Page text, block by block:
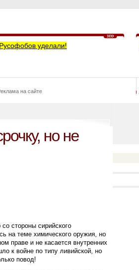
Русофобов уделали!
на сайте
но не
стороны сирийского
на теме химического оружия, но
праве и не касается внутренних
к войне по типу ливийской, но
повод!